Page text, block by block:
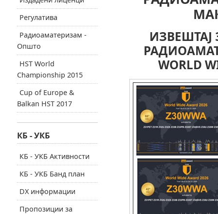
ИЗВЕШТАЈ
WORLD
Регулатива
Радиоаматеризам -
Општо
HST World
Championship 2015
Cup of Europe &
Balkan HST 2017
КБ - УКБ
КБ - УКБ Активности
КБ - УКБ Банд план
DX информации
Пропозиции за